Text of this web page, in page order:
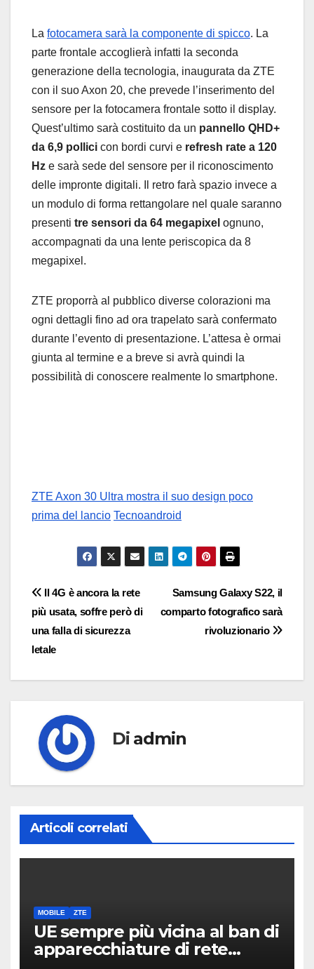
La fotocamera sarà la componente di spicco. La
parte frontale accoglierà infatti la seconda
generazione della tecnologia, inaugurata da ZTE
con il suo Axon 20, che prevede l’inserimento del
sensore per la fotocamera frontale sotto il display.
Quest’ultimo sarà costituito da un pannello QHD+
da 6,9 pollici con bordi curvi e refresh rate a 120
Hz e sarà sede del sensore per il riconoscimento
delle impronte digitali. Il retro farà spazio invece a
un modulo di forma rettangolare nel quale saranno
presenti tre sensori da 64 megapixel ognuno,
accompagnati da una lente periscopica da 8
megapixel.
ZTE proporrà al pubblico diverse colorazioni ma
ogni dettagli fino ad ora trapelato sarà confermato
durante l’evento di presentazione. L’attesa è ormai
giunta al termine e a breve si avrà quindi la
possibilità di conoscere realmente lo smartphone.
ZTE Axon 30 Ultra mostra il suo design poco
prima del lancio Tecnoandroid
Navigazione
articoli
Samsung Galaxy S22, il
comparto fotografico sarà
rivoluzionario
Il 4G è ancora la rete
più usata, soffre però di
una falla di sicurezza
letale
Di admin
Articoli correlati
MOBILE ZTE
UE sempre più vicina al ban di
apparecchiature di rete